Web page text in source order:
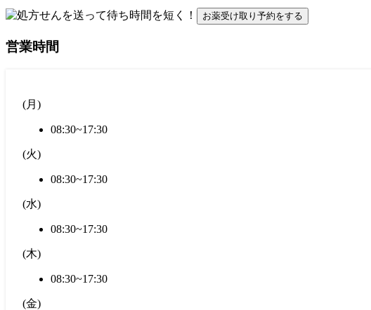
お薬受け取り予約をする
営業時間
(月 )
08:30~17:30
(火)
08:30~17:30
(水)
08:30~17:30
(木)
08:30~17:30
(金)